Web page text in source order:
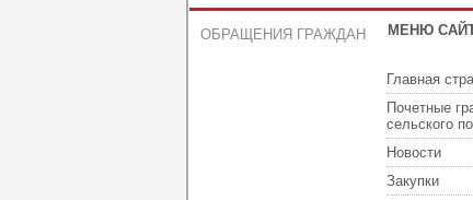
ОБРАЩЕНИЯ ГРАЖДАН МЕНЮ
Главная
Почетные
сельского
Новости
Закупки